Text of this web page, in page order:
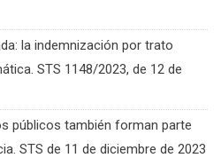
la indemnización por trato
STS 1148/2023, de 12 de
públicos también forman parte
STS de 11 de diciembre de 2023